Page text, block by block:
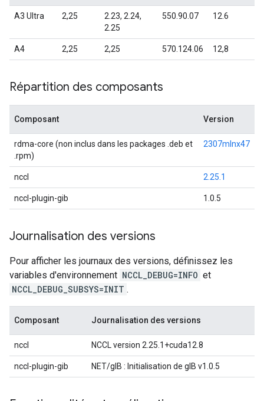
A3 Ultra 2,25
2.23, 2.24,
2.25
550.90.07 12.6
A4 2,25 2,25 570.124.06 12,8
Répartition des composants
Composant Version
rdma-core (non inclus dans les packages .deb et
.rpm)
2307mlnx47
nccl 2.25.1
nccl-plugin-gib 1.0.5
Journalisation des versions
Pour afficher les journaux des versions, définissez les
variables d'environnement NCCL_DEBUG=INFO et
NCCL_DEBUG_SUBSYS=INIT .
Composant Journalisation des versions
nccl NCCL version 2.25.1+cuda12.8
nccl-plugin-gib NET/gIB : Initialisation de gIB v1.0.5